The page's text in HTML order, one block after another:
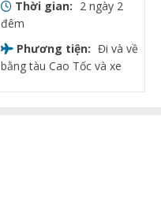
Thời gian: 2 ngày 2
đêm
Phương tiện: Đi và về
bằng tàu Cao Tốc và xe